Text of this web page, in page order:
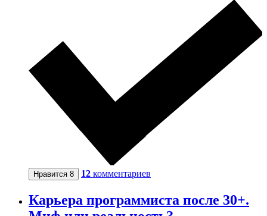
Нравится 8 12 комментариев
Карьера программиста после 30+.